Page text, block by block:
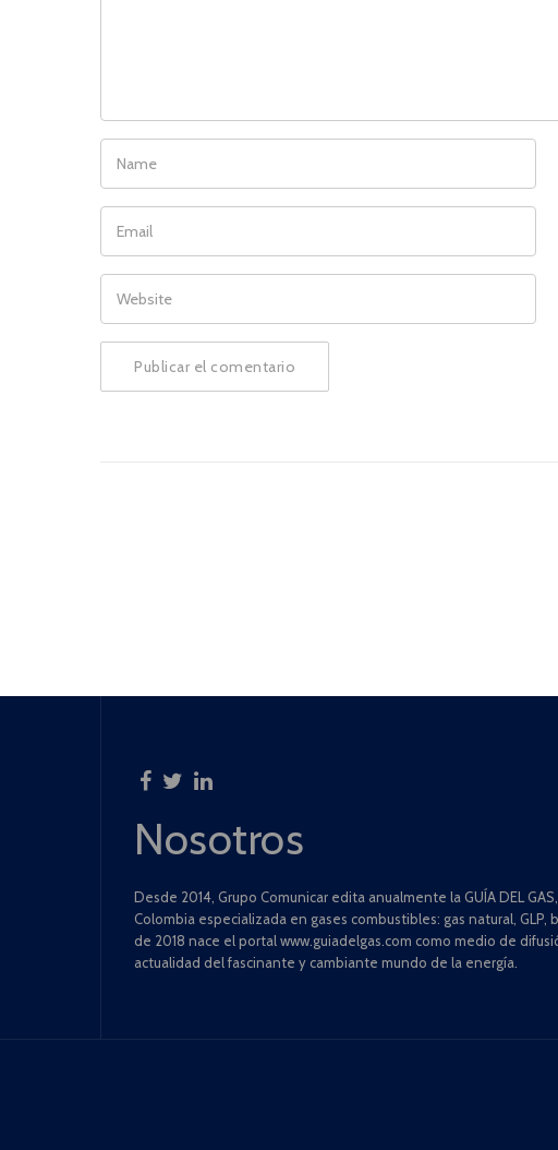
Nosotros
Desde 2014, Grupo Comunicar edita anualmente la GUÍA DEL
Colombia especializada en gases combustibles: gas natural, GLP,
de 2018 nace el portal www.guiadelgas.com como medio de
actualidad del fascinante y cambiante mundo de la energía.